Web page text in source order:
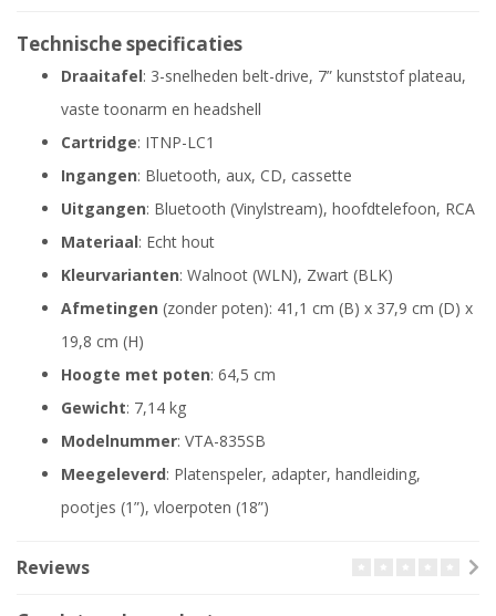
Technische specificaties
Draaitafel: 3-snelheden belt-drive, 7” kunststof plateau,
vaste toonarm en headshell
Cartridge: ITNP-LC1
Ingangen: Bluetooth, aux, CD, cassette
Uitgangen: Bluetooth (Vinylstream), hoofdtelefoon, RCA
Materiaal: Echt hout
Kleurvarianten: Walnoot (WLN), Zwart (BLK)
Afmetingen (zonder poten): 41,1 cm (B) x 37,9 cm (D) x
19,8 cm (H)
Hoogte met poten: 64,5 cm
Gewicht: 7,14 kg
Modelnummer: VTA-835SB
Meegeleverd: Platenspeler, adapter, handleiding,
pootjes (1”), vloerpoten (18”)
Reviews